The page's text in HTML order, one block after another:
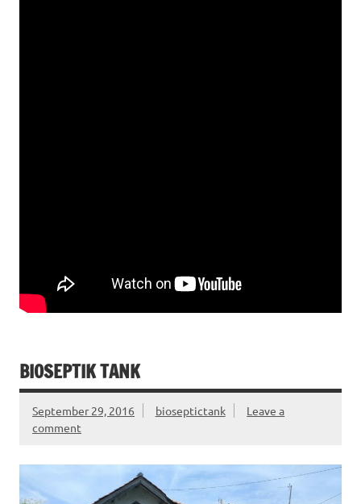
BIOSEPTIK TANK
September 29, 2016 bioseptictank
Leave a
comment